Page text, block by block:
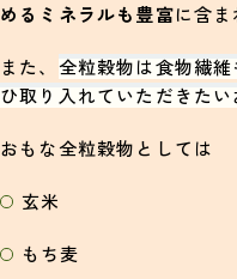
めるミネラルも豊富に含ま
また、 全粒穀物は食物繊
ひ取り入れていただきたい
おもな全粒穀物としては
玄米
もち麦